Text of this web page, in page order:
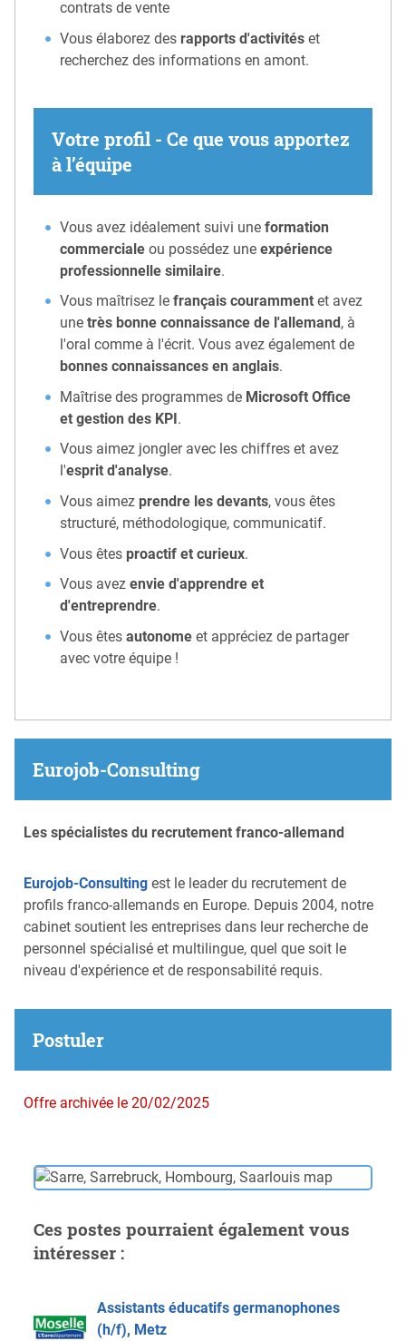
contrats de vente
Vous élaborez des rapports d'activités et
recherchez des informations en amont.
Votre profil - Ce que vous apportez
à l’équipe
Vous avez idéalement suivi uneformation
commerciale ou possédez uneexpérience
professionnelle similaire.
Vous maîtrisez lefrançais couramment et avez
unetrès bonne connaissance de l'allemand , à
l'oral comme à l'écrit. Vous avez également de
bonnes connaissances en anglais.
Maîtrise des programmes de Microsoft Office
et gestion des KPI.
Vous aimez jongler avec les chiffres et avez
l'esprit d'analyse.
Vous aimez prendre les devants, vous êtes
structuré, méthodologique, communicatif.
Vous êtes proactif et curieux.
Vous avezenvie d'apprendre et
d'entreprendre.
Vous êtesautonome et appréciez de partager
avec votre équipe !
Eurojob-Consulting
Les spécialistes du recrutement franco-allemand
Eurojob-Consulting est le leader du recrutement de
profils franco-allemands en Europe. Depuis 2004, notre
cabinet soutient les entreprises dans leur recherche de
personnel spécialisé et multilingue, quel que soit le
niveau d'expérience et de responsabilité requis.
Postuler
Offre archivée le 20/02/2025
Ces postes pourraient également vous
intéresser :
Assistants éducatifs germanophones
(h/f), Metz